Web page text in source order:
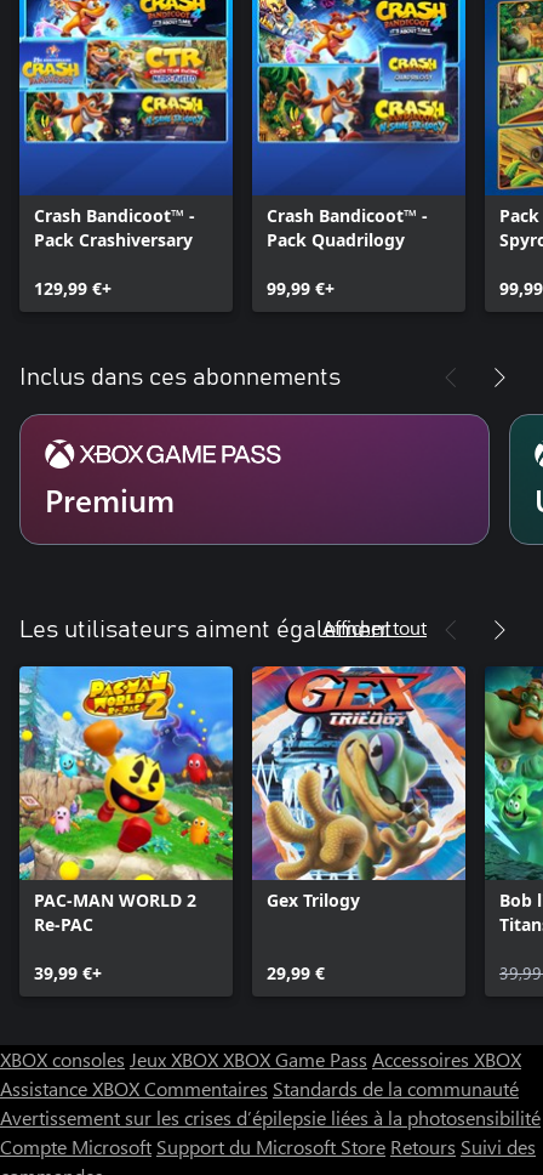
Crash Bandicoot™ -
Pack Crashiversary
129,99 €+
Crash Bandicoot™ -
Pack Quadrilogy
99,99 €+
Inclus dans ces abonnements
Premium
Les utilisateurs aiment également
Afficher tout
PAC-MAN WORLD 2
Re-PAC
39,99 €+
Gex Trilogy
29,99 €
Bob
XBOX consoles Jeux XBOXXBOX Game Pass Accessoires XBOX
Assistance XBOXCommentaires Standards de la communauté
Avertissement sur les crises d’épilepsie liées à la photosensibilité
Compte Microsoft Support du Microsoft Store Retours Suivi des